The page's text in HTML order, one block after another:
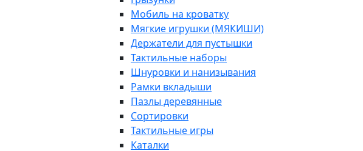
Мобиль на кроватку
Мягкие игрушки (МЯКИШИ)
Держатели для пустышки
Тактильные наборы
Шнуровки и нанизывания
Рамки вкладыши
Пазлы деревянные
Сортировки
Тактильные игры
Каталки